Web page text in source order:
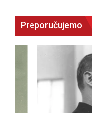
Preporučujemo